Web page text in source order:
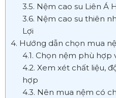
3.5. Nệm cao su Liên Á
3.6. Nệm cao su thiên
Lợi
4. Hướng dẫn chọn mua
4.1. Chọn nệm phù hợp
4.2. Xem xét chất liệu,
hợp
4.3. Nên mua nệm có